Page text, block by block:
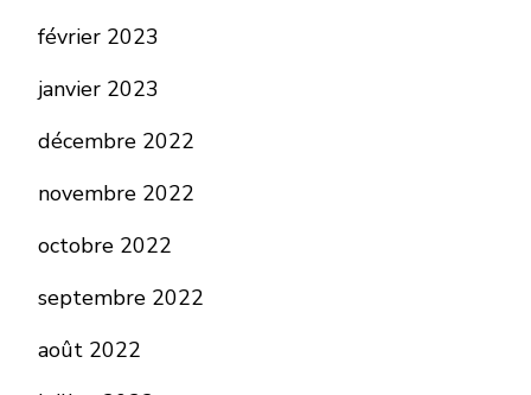
février 2023
janvier 2023
décembre 2022
novembre 2022
octobre 2022
septembre 2022
août 2022